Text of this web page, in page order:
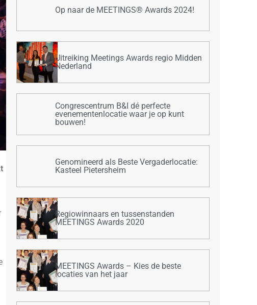
Op naar de MEETINGS® Awards 2024!
Uitreiking Meetings Awards regio Midden
Nederland
Congrescentrum B&I dé perfecte
evenementenlocatie waar je op kunt
bouwen!
Genomineerd als Beste Vergaderlocatie:
Kasteel Pietersheim
Regiowinnaars en tussenstanden
MEETINGS Awards 2020
MEETINGS Awards – Kies de beste
locaties van het jaar